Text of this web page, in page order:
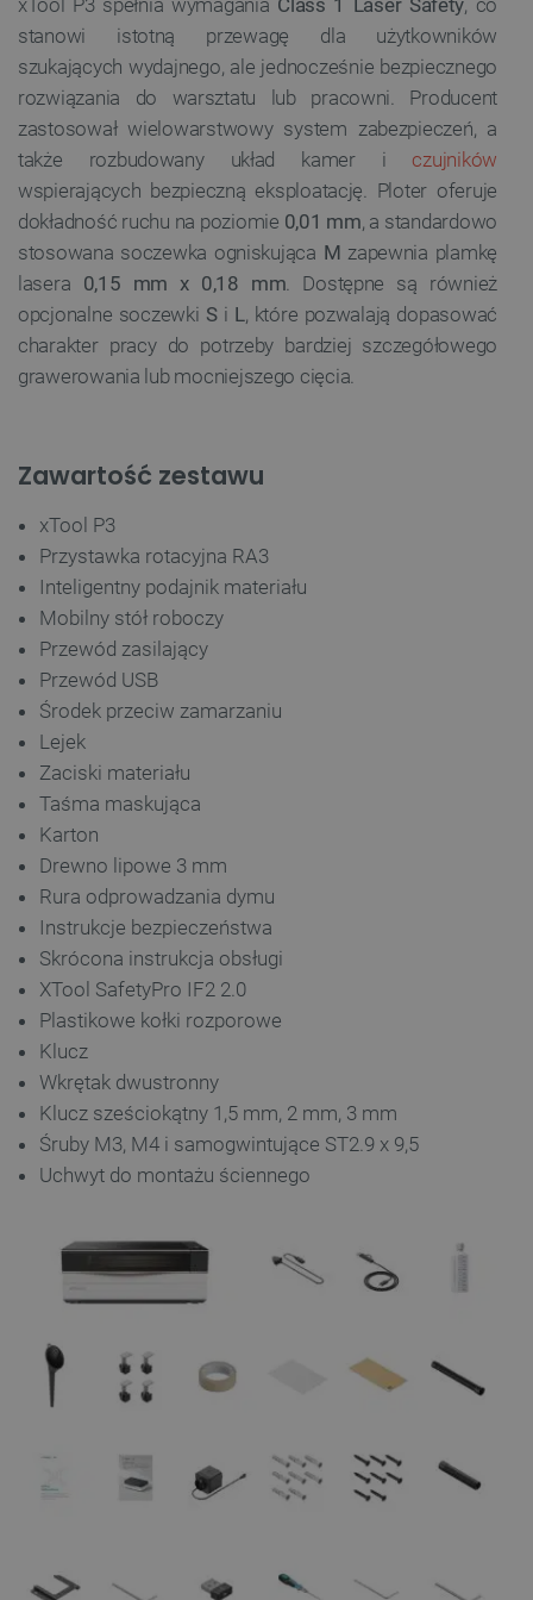
xTool P3 spełnia wymagania Class 1 Laser Safety, co
stanowi istotną przewagę dla użytkowników
szukających wydajnego, ale jednocześnie bezpiecznego
rozwiązania do warsztatu lub pracowni. Producent
zastosował wielowarstwowy system zabezpieczeń, a
także rozbudowany układ kamer i czujników
wspierających bezpieczną eksploatację. Ploter oferuje
dokładność ruchu na poziomie 0,01 mm, a standardowo
stosowana soczewka ogniskująca M zapewnia plamkę
lasera 0,15 mm x 0,18 mm. Dostępne są również
opcjonalne soczewki Si L, które pozwalają dopasować
charakter pracy do potrzeby bardziej szczegółowego
grawerowania lub mocniejszego cięcia.
Zawartość zestawu
xTool P3
Przystawka rotacyjna RA3
Inteligentny podajnik materiału
Mobilny stół roboczy
Przewód zasilający
Przewód USB
Środek przeciw zamarzaniu
Lejek
Zaciski materiału
Taśma maskująca
Karton
Drewno lipowe 3 mm
Rura odprowadzania dymu
Instrukcje bezpieczeństwa
Skrócona instrukcja obsługi
XTool SafetyPro IF2 2.0
Plastikowe kołki rozporowe
Klucz
Wkrętak dwustronny
Klucz sześciokątny 1,5 mm, 2 mm, 3 mm
Śruby M3, M4 i samogwintujące ST2.9 x 9,5
Uchwyt do montażu ściennego
VISITOR_PRIVACY_METADATA
YouTube
.youtube.com
__cf_bm
__cf_bm
PHPSESSID
Polityce prywatności Google